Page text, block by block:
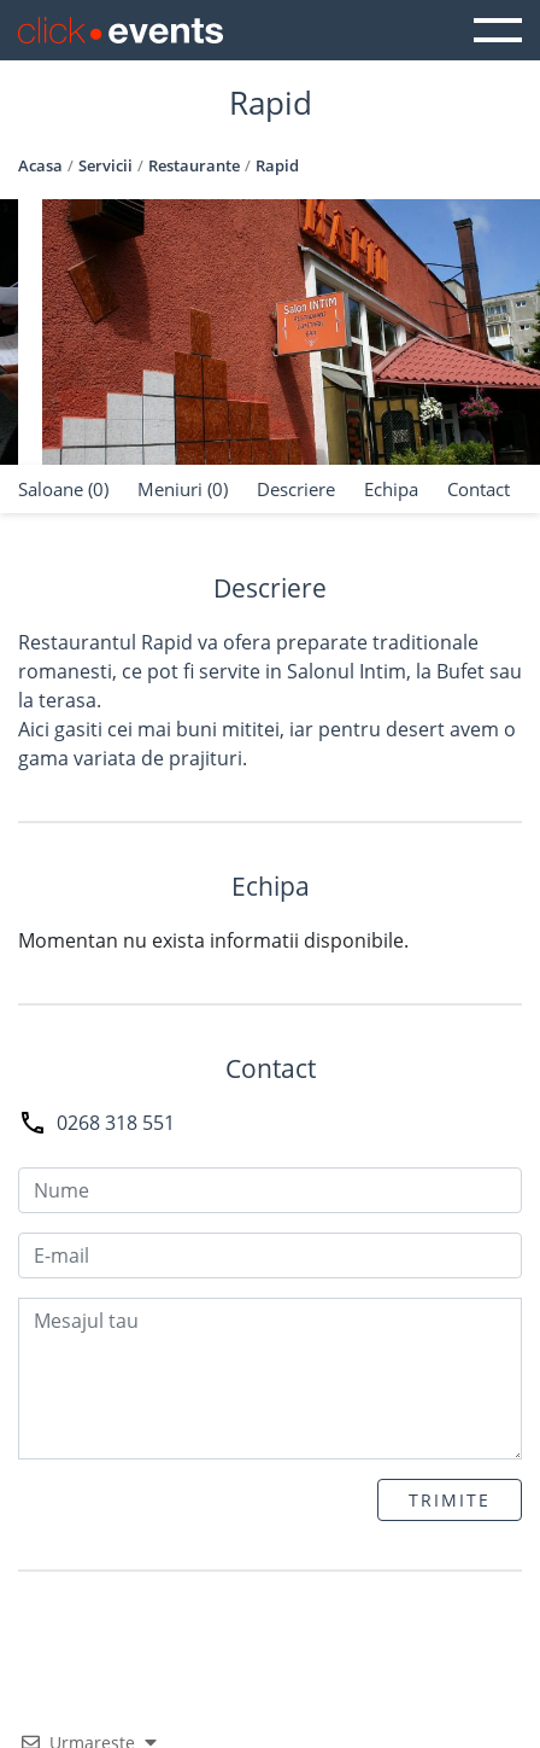
Rapid
Acasa Servicii Restaurante Rapid
Saloane (0) Meniuri (0) Descriere Echipa Contact
Descriere
Restaurantul Rapid va ofera preparate traditionale
romanesti, ce pot fi servite in Salonul Intim, la Bufet sau
la terasa.
Aici gasiti cei mai buni mititei, iar pentru desert avem o
gama variata de prajituri.
Echipa
Momentan nu exista informatii disponibile.
Contact
0268 318 551
TRIMITE
Urmareste